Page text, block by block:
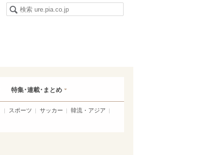
特集･連載･まとめ
スポーツ サッカー
韓流・アジア